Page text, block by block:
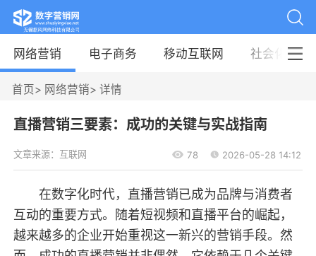
网络营销 电子商务 移动互联网 社会化媒体
首页> 网络营销> 详情
直播营销三要素：成功的关键与实战指南
文章来源：互联网 78 2026-05-28 14:12
在数字化时代，直播营销已成为品牌与消费者
互动的重要方式。随着短视频和直播平台的崛起，
越来越多的企业开始重视这一新兴的营销手段。然